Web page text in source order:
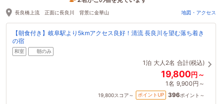
4時間前に予約されました
長良橋上流 正面に長良川 背景に金華山 地図・アクセス
【朝食付き】岐阜駅より5kmアクセス良好！清流 長良川を望む落ち着き
の宿
和室 朝のみ
1泊 大人2名 合計(税込)
19,800円～
1名 9,900円～
19,800スコア～ ポイントUP 396ポイント～